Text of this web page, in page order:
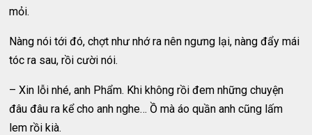
mỏi.
Nàng nói tới đó, chợt như nhớ ra nên ngưng lại, nàng đẩy mái
tóc ra sau, rồi cười nói.
– Xin lỗi nhé, anh Phẩm. Khi không rồi đem những chuyện
đâu đâu ra kể cho anh nghe… Ồ mà áo quần anh cũng lấm
lem rồi kià.